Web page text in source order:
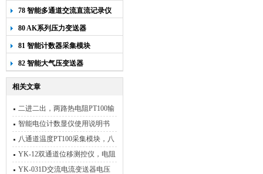
78 智能多通道交流直流记录仪
80 AK系列压力变送器
81 智能计数器采集模块
82 智能大气压变送器
相关文章
二进二出，两路热电阻PT100输
入，输出两路4-20mA
智能电位计数显仪使用说明书
八通道温度PT100采集模块，八
通道接点输出模块，转RS485
YK-12双通道位移测控仪，电阻
位移数显表
YK-031D交流电流变送器电压